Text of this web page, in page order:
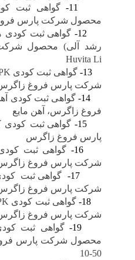
محصول شرکت پارس
گواهی ثبت کودی
رشد آلی) محصول
Huvita Li
شرکت پارس فروغ زاگرس،
گواهی ثبت کودی
فروغ زاگرس، آهن مایع
15-
گواهی ثبت
پارس فروغ زاگرس
شرکت پارس فروغ
17-
گواهی ثبت
شرکت پارس فروغ
شرکت پارس فروغ زاگرس،
50-10